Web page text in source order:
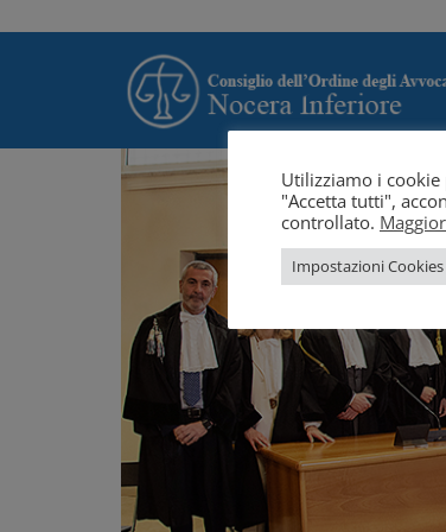
Utilizziamo i
"Accetta tutti",
controllato.
Impostazioni Cookies